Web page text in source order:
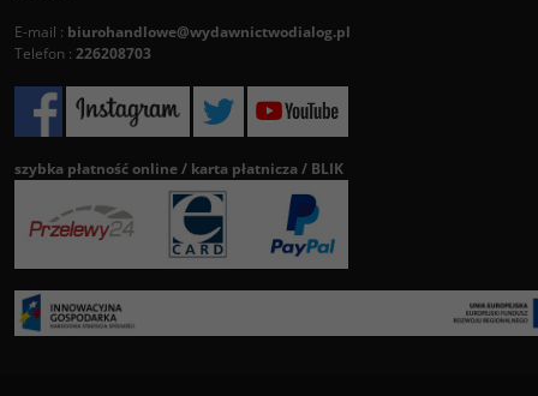
E-mail : biurohandlowe@wydawnictwodialog.pl
Telefon : 226208703
szybka płatność online / karta płatnicza / BLIK